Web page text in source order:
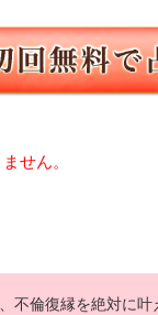
せん。
不倫復縁を絶対に叶